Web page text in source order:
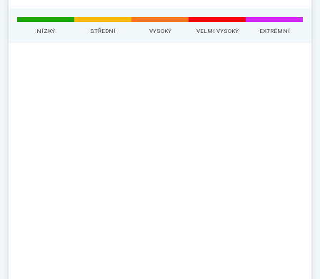
NÍZKÝ STŘEDNÍ VYSOKÝ VELMI VYSOKÝ EXTRÉMNÍ